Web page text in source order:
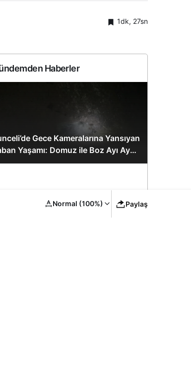
1dk, 27sn
Normal (100%) Paylaş
Haberler
Gece Kameralarına Yansıyan
Yaşamı: Domuz ile Boz Ayı Aynı
Sağlık Yatırımları ve Hizmet